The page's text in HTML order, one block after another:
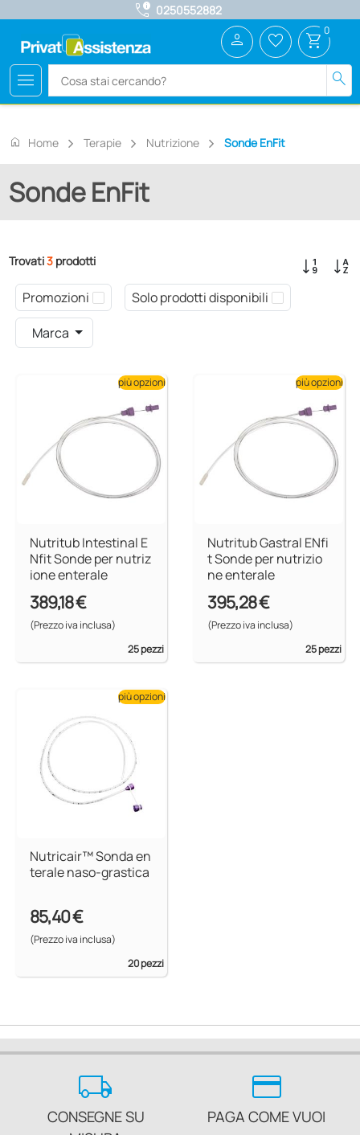
call_quality 0250552882
menu search
person favorite_border shopping_cart 0
home Home Terapie Nutrizione Sonde EnFit
Sonde EnFit
Trovati3 prodotti
Promozioni
Solo prodotti disponibili
Marca
Nutritub Intestinal E
Nfit Sonde per nutriz
ione enterale
389,18 €
(Prezzo iva inclusa)
25 pezzi
più opzioni
Nutritub Gastral ENfi
t Sonde per nutrizio
ne enterale
395,28 €
(Prezzo iva inclusa)
25 pezzi
più opzioni
Nutricair™ Sonda en
terale naso-grastica
85,40 €
(Prezzo iva inclusa)
20 pezzi
più opzioni
local_shipping
CONSEGNE SU
credit_card
PAGA COME VUOI